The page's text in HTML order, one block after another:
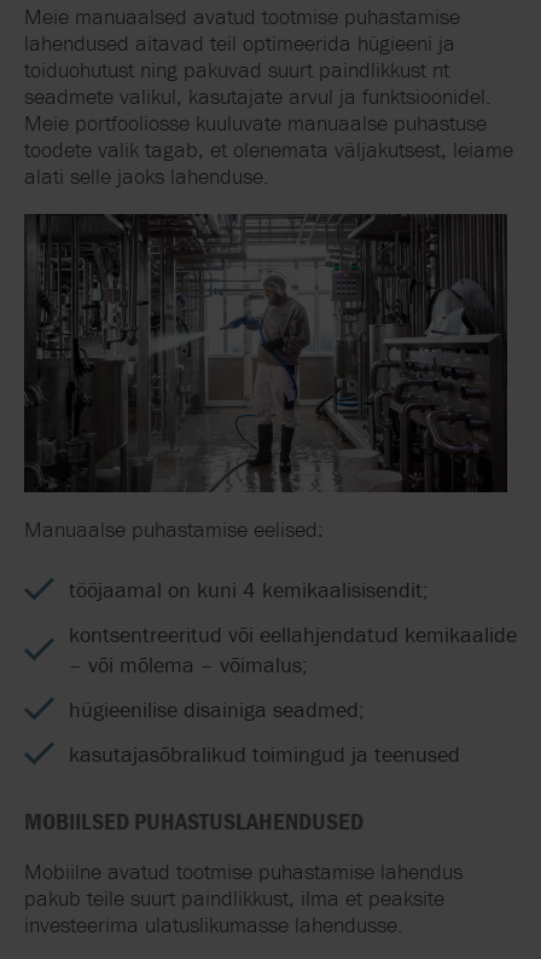
Meie manuaalsed avatud tootmise puhastamise
lahendused aitavad teil optimeerida hügieeni ja
toiduohutust ning pakuvad suurt paindlikkust nt
seadmete valikul, kasutajate arvul ja funktsioonidel.
Meie portfooliosse kuuluvate manuaalse puhastuse
toodete valik tagab, et olenemata väljakutsest, leiame
alati selle jaoks lahenduse.
Manuaalse puhastamise eelised:
tööjaamal on kuni 4 kemikaalisisendit;
kontsentreeritud või eellahjendatud kemikaalide
– või mõlema – võimalus;
hügieenilise disainiga seadmed;
kasutajasõbralikud toimingud ja teenused
MOBIILSED PUHASTUSLAHENDUSED
Mobiilne avatud tootmise puhastamise lahendus
pakub teile suurt paindlikkust, ilma et peaksite
investeerima ulatuslikumasse lahendusse.